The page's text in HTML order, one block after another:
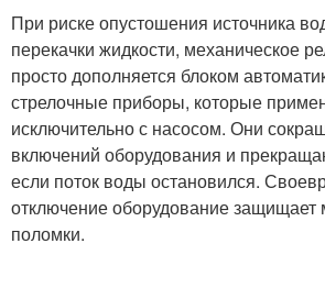
При риске опустошения источника
перекачки жидкости, механическое
просто дополняется блоком
стрелочные приборы, которые
исключительно с насосом. Они
включений оборудования и
если поток воды остановился.
отключение оборудование защищает
поломки.